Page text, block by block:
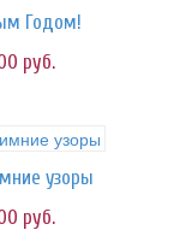
Годом!
руб.
узоры
руб.